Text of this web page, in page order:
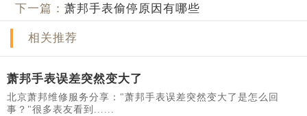
下一篇：萧邦手表偷停原因有哪些
相关推荐
萧邦手表误差突然变大了
北京萧邦维修服务分享："萧邦手表误差突然变大了是怎么回
事？"很多表友看到......